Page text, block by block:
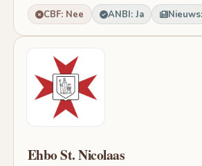
CBF: Nee ANBI: Ja
Ehbo St. Nicolaas